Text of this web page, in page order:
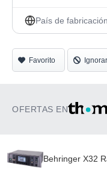
País de fabricación
Favorito Ignorar
OFERTAS EN
Behringer X32